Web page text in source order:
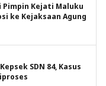
Pimpin Kejati Maluku
ke Kejaksaan Agung
SDN 84, Kasus